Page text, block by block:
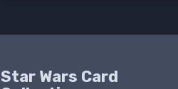
Star Wars Card